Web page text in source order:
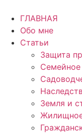
содержимому
ГЛАВНАЯ
Обо мне
Статьи
Защита
Семейное
Земля и